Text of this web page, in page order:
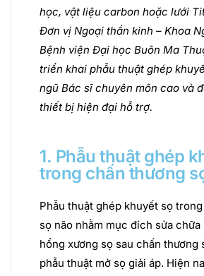
học, vật liệu carbon hoặc lưới
Đơn vị Ngoại thần kinh – Khoa
Bệnh viện Đại học Buôn Ma
triển khai phẫu thuật ghép
ngũ Bác sĩ chuyên môn cao và
thiết bị hiện đại hỗ trợ.
1. Phẫu thuật ghép
trong chấn thương
Phẫu thuật ghép khuyết sọ
sọ não nhằm mục đích sửa
hổng xương sọ sau chấn thương
phẫu thuật mở sọ giải áp. Hiện